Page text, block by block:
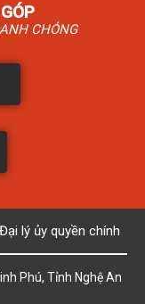
CHÓNG
lý ủy quyền chính
Phú, Tỉnh Nghệ An